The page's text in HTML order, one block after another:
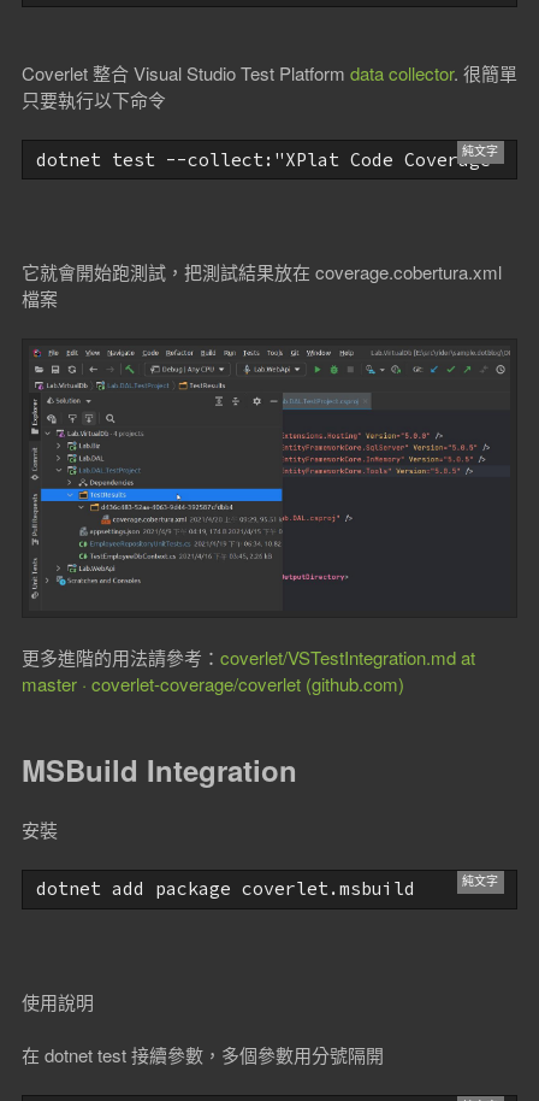
Coverlet 整合 Visual Studio Test Platform data collector. 很簡單
只要執行以下命令
dotnet test --collect:"XPlat Code Coverage"
它就會開始跑測試，把測試結果放在 coverage.cobertura.xml
檔案
更多進階的用法請參考： coverlet/VSTestIntegration.md at
master · coverlet-coverage/coverlet (github.com)
MSBuild Integration
安裝
dotnet add package coverlet.msbuild
使用說明
在 dotnet test 接續參數，多個參數用分號隔開